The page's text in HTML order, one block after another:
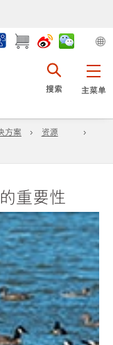
主菜单
搜索
方案
资源
重要性